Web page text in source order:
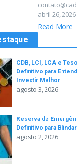
abril 26, 2026
Read More
CDB, LCI, LCA e
Definitivo para
Investir Melhor
agosto 3, 2026
Reserva de
Definitivo para
agosto 2, 2026